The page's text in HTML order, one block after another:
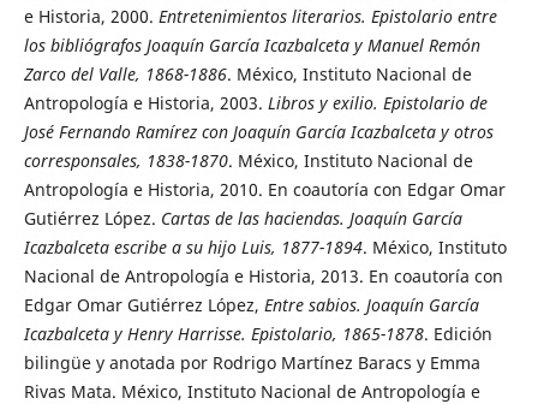
e Historia, 2000. Entretenimientos literarios. Epistolario entre
los bibliógrafos Joaquín García Icazbalceta y Manuel Remón
Zarco del Valle, 1868-1886. México, Instituto Nacional de
Antropología e Historia, 2003. Libros y exilio. Epistolario de
José Fernando Ramírez con Joaquín García Icazbalceta y otros
corresponsales, 1838-1870. México, Instituto Nacional de
Antropología e Historia, 2010. En coautoría con Edgar Omar
Gutiérrez López. Cartas de las haciendas. Joaquín García
Icazbalceta escribe a su hijo Luis, 1877-1894. México, Instituto
Nacional de Antropología e Historia, 2013. En coautoría con
Edgar Omar Gutiérrez López, Entre sabios. Joaquín García
Icazbalceta y Henry Harrisse. Epistolario, 1865-1878. Edición
bilingüe y anotada por Rodrigo Martínez Baracs y Emma
Rivas Mata. México, Instituto Nacional de Antropología e